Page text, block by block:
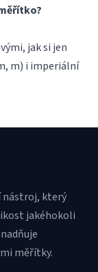
jak si jen
m) i imperiální
nástroj, který
jakéhokoli
měřítky.